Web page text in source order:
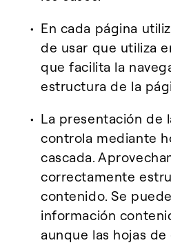
En cada página
de usar que utiliza
que facilita la
estructura de la
La presentación de
controla mediante
cascada.
correctamente
contenido. Se
información
aunque las hojas